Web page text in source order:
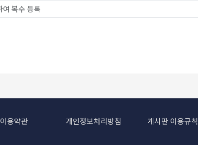
이용약관 개인정보처리방침 게시판 이용규칙